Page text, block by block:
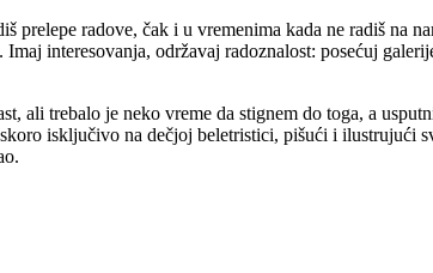
radove, čak i u vremenima kada ne radiš na
interesovanja, održavaj radoznalost: posećuj
ali trebalo je neko vreme da stignem do toga, a
isključivo na dečjoj beletristici, pišući i ilustrujući